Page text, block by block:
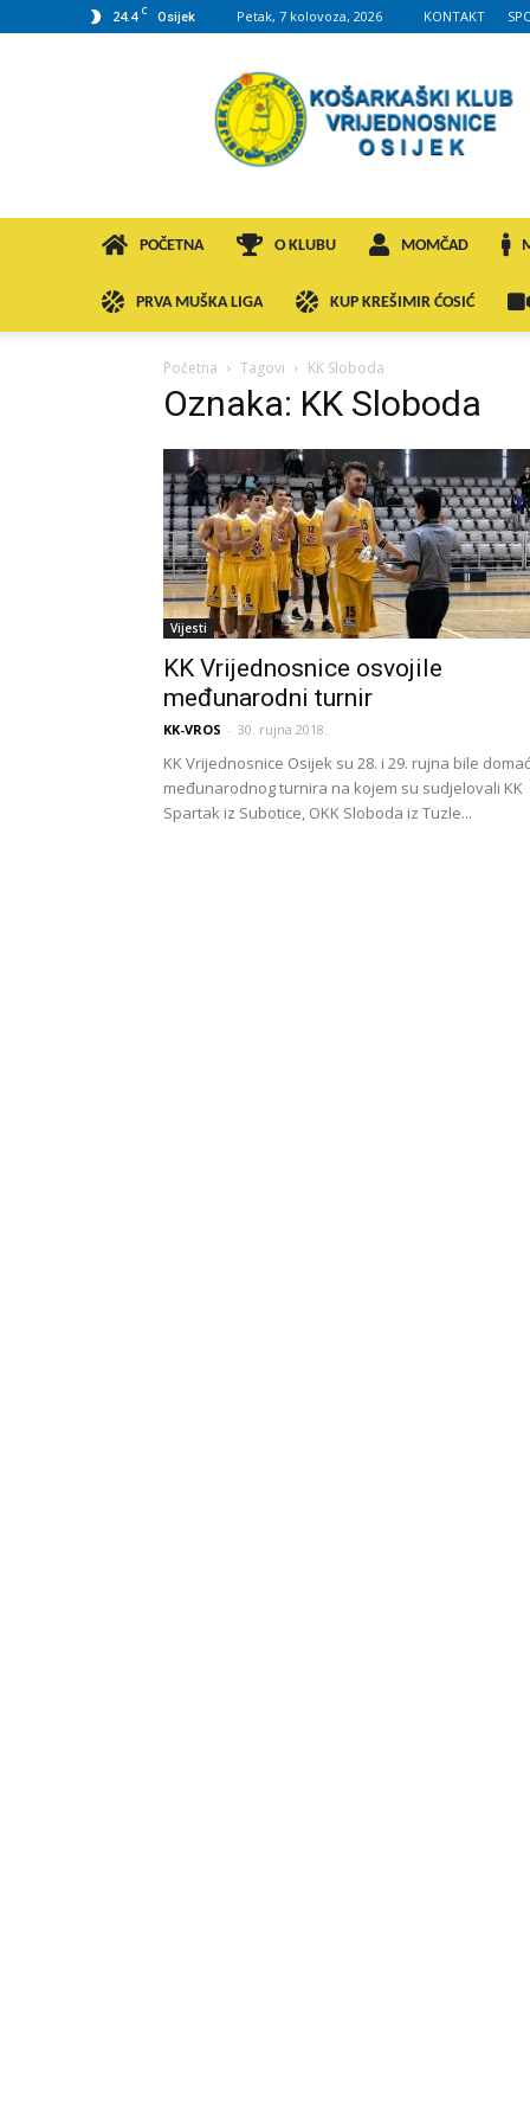
24.4 C Osijek Petak, 7 kolovoza, 2026 KONTAKT
KK
VROS
POČETNA O KLUBU MOMČAD
PRVA MUŠKA LIGA KUP KREŠIMIR ĆOSIĆ
Početna Tagovi KK Sloboda
Oznaka: KK Sloboda
Vijesti
KK Vrijednosnice osvojile
međunarodni turnir
KK-VROS - 30. rujna 2018.
KK Vrijednosnice Osijek su 28. i 29. rujna bile
međunarodnog turnira na kojem su sudjelovali KK
Spartak iz Subotice, OKK Sloboda iz Tuzle...